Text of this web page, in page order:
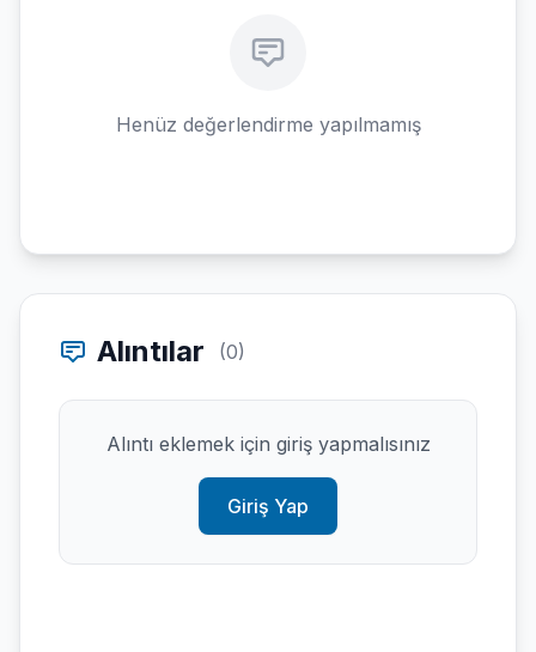
Henüz değerlendirme yapılmamış
Alıntılar (0)
Alıntı eklemek için giriş yapmalısınız
Giriş Yap